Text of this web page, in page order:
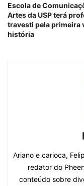
Escola de
Artes da USP terá
travesti pela primeira
história
Ariano e carioca,
redator do
conteúdo sobre